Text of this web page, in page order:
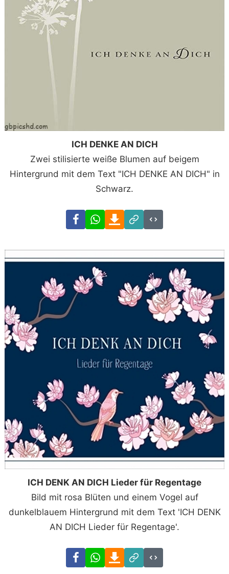
ICH DENKE AN DICH
Zwei stilisierte weiße Blumen auf beigem
Hintergrund mit dem Text "ICH DENKE AN DICH" in
Schwarz.
FacebookWhatsAppDownload
Link
Code
ICH DENK AN DICH Lieder für Regentage
Bild mit rosa Blüten und einem Vogel auf
dunkelblauem Hintergrund mit dem Text 'ICH DENK
AN DICH Lieder für Regentage'.
FacebookWhatsAppDownload
Link
Code